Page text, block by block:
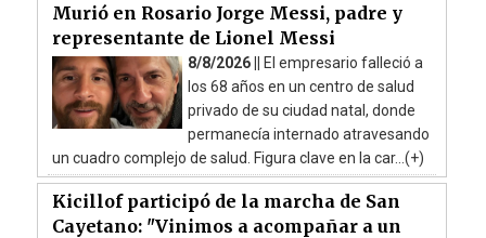
Murió en Rosario Jorge Messi, padre y
representante de Lionel Messi
8/8/2026 || El empresario falleció a
los 68 años en un centro de salud
privado de su ciudad natal, donde
permanecía internado atravesando
un cuadro complejo de salud. Figura clave en la car...(+)
Kicillof participó de la marcha de San
Cayetano: "Vinimos a acompañar a un